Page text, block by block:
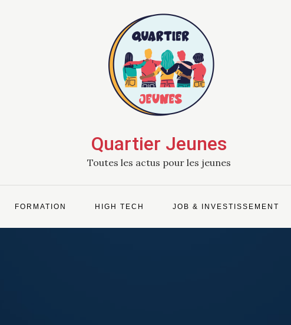
Quartier Jeunes
Toutes les actus pour les jeunes
FORMATION HIGH TECH JOB & INVESTISSEMENT